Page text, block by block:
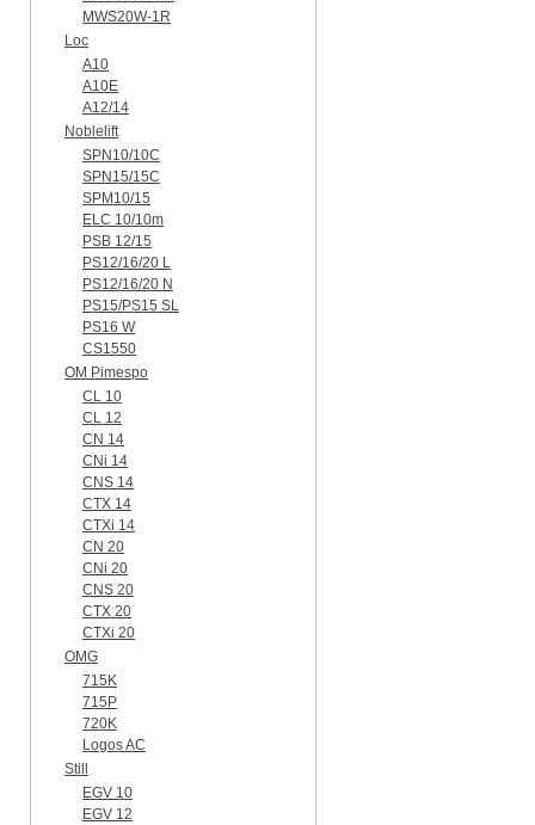
MWS20W-1R
Loc
A10
A10E
A12/14
Noblelift
SPN10/10C
SPN15/15C
SPM10/15
ELC 10/10m
PSB 12/15
PS12/16/20 L
PS12/16/20 N
PS15/PS15 SL
PS16 W
CS1550
OM Pimespo
CL 10
CL 12
CN 14
CNi 14
CNS 14
CTX 14
CTXi 14
CN 20
CNi 20
CNS 20
CTX 20
CTXi 20
OMG
715K
715P
720K
Logos AC
Still
EGV 10
EGV 12